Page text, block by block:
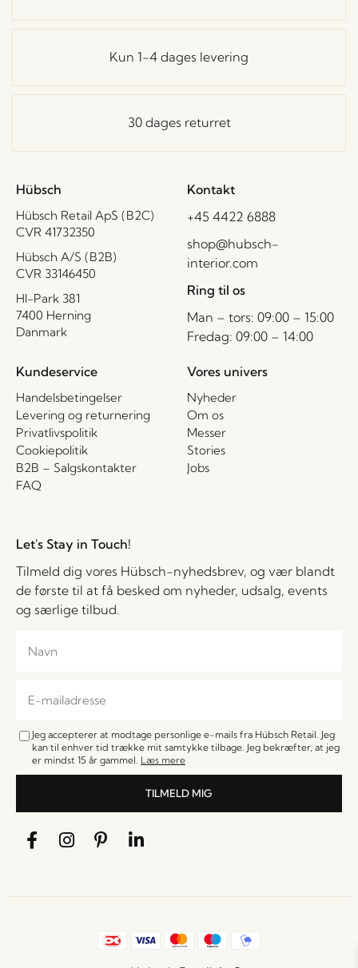
Kun 1-4 dages levering
30 dages returret
Hübsch
Hübsch Retail ApS (B2C)
CVR 41732350
Hübsch A/S (B2B)
CVR 33146450
HI-Park 381
7400 Herning
Danmark
Kontakt
+45 4422 6888
shop@hubsch-
interior.com
Ring til os
Man – tors: 09:00 – 15:00
Fredag: 09:00 – 14:00
Kundeservice
Handelsbetingelser
Levering og returnering
Privatlivspolitik
Cookiepolitik
B2B – Salgskontakter
FAQ
Vores univers
Nyheder
Om os
Messer
Stories
Jobs
Let's Stay in Touch!
Tilmeld dig vores Hübsch-nyhedsbrev, og vær blandt
de første til at få besked om nyheder, udsalg, events
og særlige tilbud.
Jeg accepterer at modtage personlige e-mails fra Hübsch Retail. Jeg
kan til enhver tid trække mit samtykke tilbage. Jeg bekræfter, at jeg
er mindst 15 år gammel. Læs mere
TILMELD MIG